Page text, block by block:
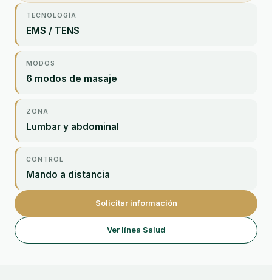
TECNOLOGÍA
EMS / TENS
MODOS
6 modos de masaje
ZONA
Lumbar y abdominal
CONTROL
Mando a distancia
Solicitar información
Ver línea Salud